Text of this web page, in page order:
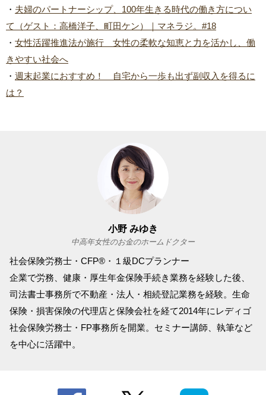
・ 夫婦のパートナーシップ、100年生きる時代の働き方につい
て（ゲスト：高橋洋子、町田ケン）｜マネラジ。#18
・ 女性活躍推進法が施行 女性の柔軟な知恵と力を活かし、働
きやすい社会へ
・ 週末起業におすすめ！ 自宅から一歩も出ず副収入を得るに
は？
小野 みゆき
中高年女性のお金のホームドクター
社会保険労務士・CFP®・１級DCプランナー
企業で労務、健康・厚生年金保険手続き業務を経験した後、
司法書士事務所で不動産・法人・相続登記業務を経験。生命
保険・損害保険の代理店と保険会社を経て2014年にレディゴ
社会保険労務士・FP事務所を開業。セミナー講師、執筆など
を中心に活躍中。